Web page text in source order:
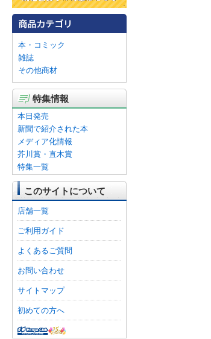
本・コミック
雑誌
その他商材
特集情報
本日発売
新聞で紹介された本
メディア化情報
芥川賞・直木賞
特集一覧
このサイトについて
店舗一覧
ご利用ガイド
よくあるご質問
お問い合わせ
サイトマップ
初めての方へ